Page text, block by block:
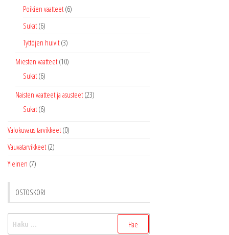
Poikien vaatteet (6)
Sukat (6)
Tyttöjen huivit (3)
Miesten vaatteet (10)
Sukat (6)
Naisten vaatteet ja asusteet (23)
Sukat (6)
Valokuvaus tarvikkeet (0)
Vauvatarvikkeet (2)
Yleinen (7)
OSTOSKORI